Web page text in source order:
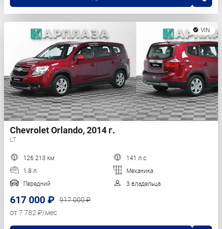
VIN
Chevrolet Orlando, 2014 г.
LT
126 213 км
141 л.с.
1.8 л.
Механика
Передний
3 владельца
617 000 ₽
917 000 ₽
от 7 782 ₽/мес